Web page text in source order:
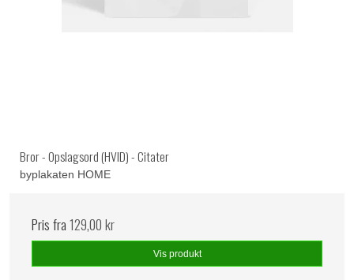
Bror - Opslagsord (HVID) - Citater
byplakaten HOME
Pris fra129,00 kr
Vis produkt